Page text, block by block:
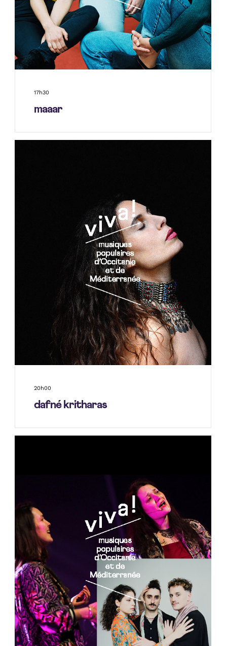
17h30
maaar
20h00
dafné kritharas